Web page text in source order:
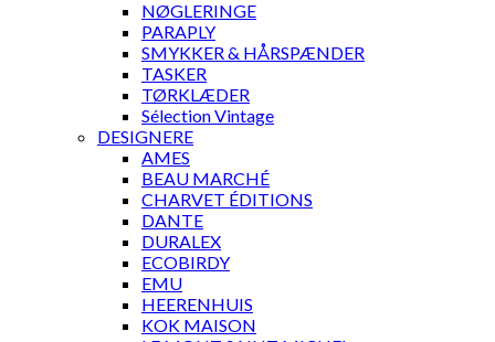
NØGLERINGE
PARAPLY
SMYKKER & HÅRSPÆNDER
TASKER
TØRKLÆDER
Sélection Vintage
DESIGNERE
AMES
BEAU MARCHÉ
CHARVET ÉDITIONS
DANTE
DURALEX
ECOBIRDY
EMU
HEERENHUIS
KOK MAISON